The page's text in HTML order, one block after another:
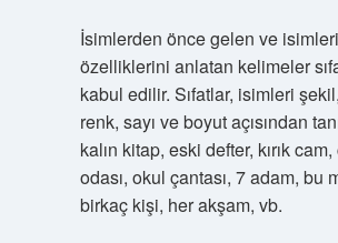
İsimlerden önce gelen ve
özelliklerini anlatan kelimeler
kabul edilir. Sıfatlar, isimleri
renk, sayı ve boyut açısından
kalın kitap, eski defter, kırık
odası, okul çantası, 7 adam, bu
birkaç kişi, her akşam, vb.